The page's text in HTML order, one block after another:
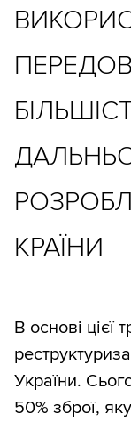
КРАЇНИ
В основі цієї
України.
50% зброї,